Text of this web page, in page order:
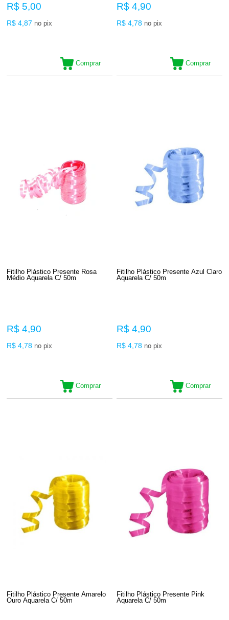
R$ 5,00
R$ 4,87 no pix
Comprar
R$ 4,90
R$ 4,78 no pix
Comprar
Fitilho Plástico Presente Rosa
Médio Aquarela C/ 50m
R$ 4,90
R$ 4,78 no pix
Comprar
Fitilho Plástico Presente Azul Claro
Aquarela C/ 50m
R$ 4,90
R$ 4,78 no pix
Comprar
Fitilho Plástico Presente Amarelo
Ouro Aquarela C/ 50m
Fitilho Plástico Presente Pink
Aquarela C/ 50m